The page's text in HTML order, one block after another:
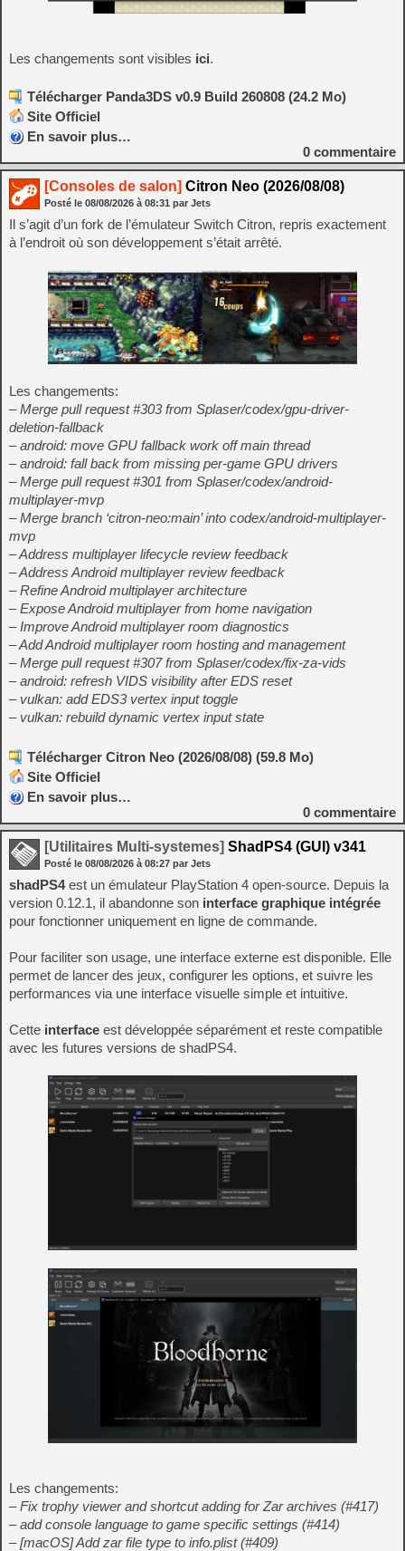
Les changements sont visibles ici.
Télécharger Panda3DS v0.9 Build 260808 (24.2 Mo)
Site Officiel
En savoir plus…
0 commentaire
[Consoles de salon] Citron Neo (2026/08/08)
Posté le 08/08/2026 à 08:31 par Jets
Il s’agit d’un fork de l’émulateur Switch Citron, repris exactement
à l’endroit où son développement s’était arrêté.
Les changements:
– Merge pull request #303 from Splaser/codex/gpu-driver-
deletion-fallback
– android: move GPU fallback work off main thread
– android: fall back from missing per-game GPU drivers
– Merge pull request #301 from Splaser/codex/android-
multiplayer-mvp
– Merge branch ‘citron-neo:main’ into codex/android-multiplayer-
mvp
– Address multiplayer lifecycle review feedback
– Address Android multiplayer review feedback
– Refine Android multiplayer architecture
– Expose Android multiplayer from home navigation
– Improve Android multiplayer room diagnostics
– Add Android multiplayer room hosting and management
– Merge pull request #307 from Splaser/codex/fix-za-vids
– android: refresh VIDS visibility after EDS reset
– vulkan: add EDS3 vertex input toggle
– vulkan: rebuild dynamic vertex input state
Télécharger Citron Neo (2026/08/08) (59.8 Mo)
Site Officiel
En savoir plus…
0 commentaire
[Utilitaires Multi-systemes] ShadPS4 (GUI) v341
Posté le 08/08/2026 à 08:27 par Jets
shadPS4est un émulateur PlayStation 4 open-source. Depuis la
version 0.12.1, il abandonne son interface graphique intégrée
pour fonctionner uniquement en ligne de commande.
Pour faciliter son usage, une interface externe est disponible. Elle
permet de lancer des jeux, configurer les options, et suivre les
performances via une interface visuelle simple et intuitive.
Cette interface est développée séparément et reste compatible
avec les futures versions de shadPS4.
Les changements:
– Fix trophy viewer and shortcut adding for Zar archives (#417)
– add console language to game specific settings (#414)
– [macOS] Add zar file type to info.plist (#409)